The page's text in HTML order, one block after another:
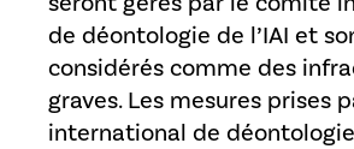
de déontologie de l’IAI et
considérés comme des
graves. Les mesures prises
international de déontologie